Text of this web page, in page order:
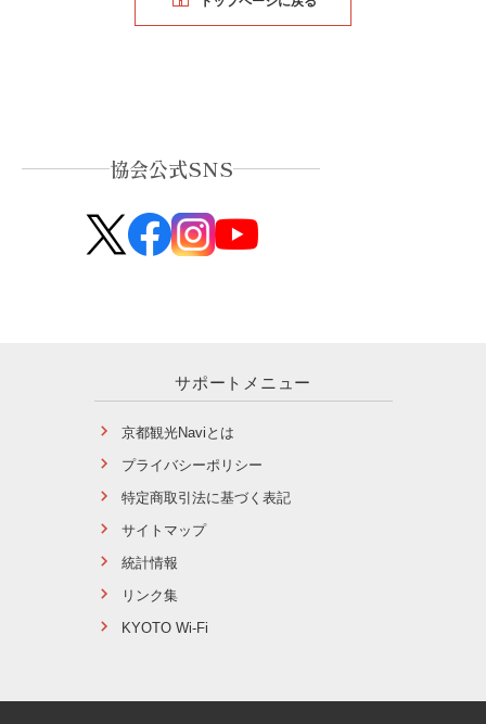
協会公式SNS
サポートメニュー
京都観光Naviとは
プライバシーポリシー
特定商取引法に基づく表記
サイトマップ
統計情報
リンク集
KYOTO Wi-Fi